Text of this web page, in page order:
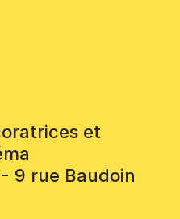
et
9 rue Baudoin